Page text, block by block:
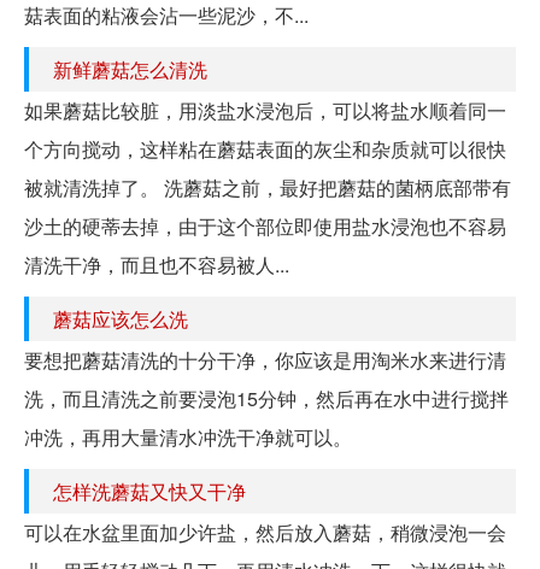
菇表面的粘液会沾一些泥沙，不...
新鲜蘑菇怎么清洗
如果蘑菇比较脏，用淡盐水浸泡后，可以将盐水顺着同一
个方向搅动，这样粘在蘑菇表面的灰尘和杂质就可以很快
被就清洗掉了。 洗蘑菇之前，最好把蘑菇的菌柄底部带有
沙土的硬蒂去掉，由于这个部位即使用盐水浸泡也不容易
清洗干净，而且也不容易被人...
蘑菇应该怎么洗
要想把蘑菇清洗的十分干净，你应该是用淘米水来进行清
洗，而且清洗之前要浸泡15分钟，然后再在水中进行搅拌
冲洗，再用大量清水冲洗干净就可以。
怎样洗蘑菇又快又干净
可以在水盆里面加少许盐，然后放入蘑菇，稍微浸泡一会